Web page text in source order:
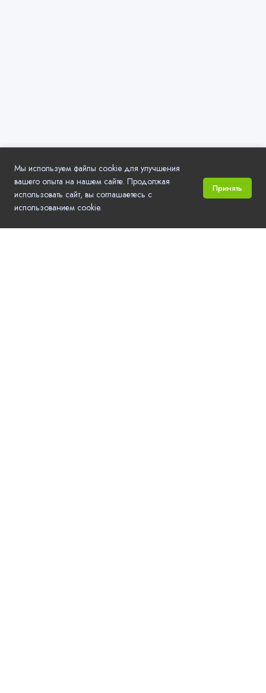
Мы используем файлы cookie для улучшения
вашего опыта на нашем сайте. Продолжая
использовать сайт, вы соглашаетесь с
использованием cookie.
Принять